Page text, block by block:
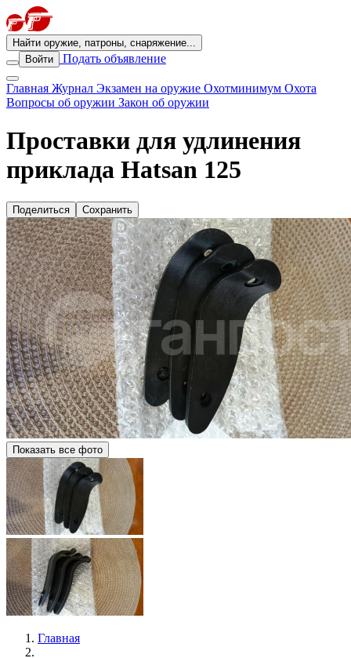
Найти оружие, патроны, снаряжение...
Войти
Подать объявление
Главная Журнал Экзамен на оружие Охотминимум Охота
Вопросы об оружии Закон об оружии
Проставки для удлинения
приклада Hatsan 125
Поделиться Сохранить
Показать все фото
Главная